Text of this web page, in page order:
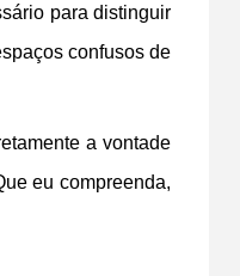
para distinguir
confusos de
a vontade
eu compreenda,